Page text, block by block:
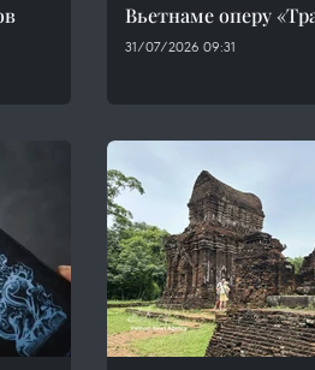
Вьетнаме оперу
31/07/2026 09:31